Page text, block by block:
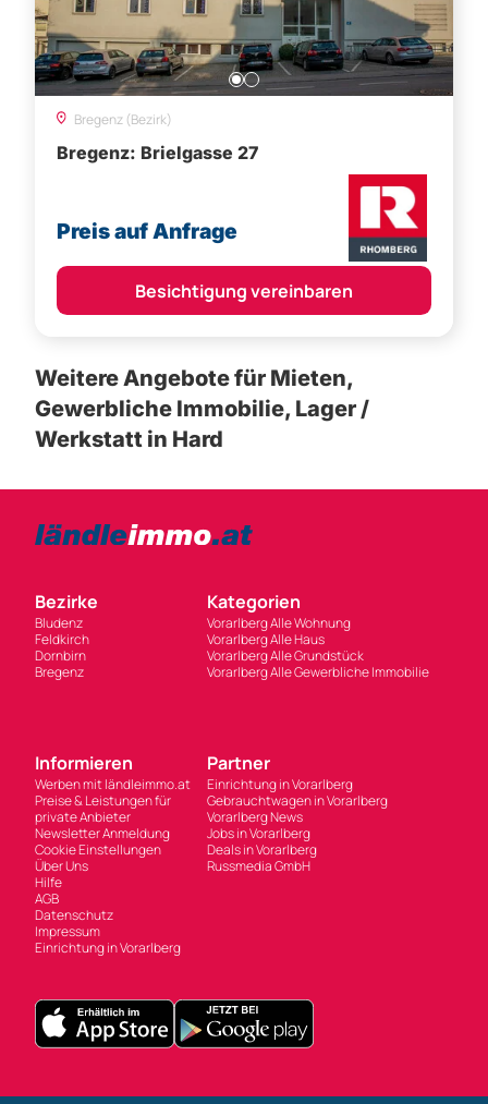
Bregenz (Bezirk)
Bregenz: Brielgasse 27
Besichtigung vereinbaren
Gewerbliche Immobilie, Lager /
Werkstatt in Hard
Feldkirch
Dornbirn
Bregenz
Vorarlberg Alle Haus
Vorarlberg Alle Grundstück
Vorarlberg Alle Gewerbliche Immobilie
Preise & Leistungen für
private Anbieter
Newsletter Anmeldung
Cookie Einstellungen
Über Uns
Hilfe
AGB
Datenschutz
Impressum
Einrichtung in Vorarlberg
Gebrauchtwagen in Vorarlberg
Vorarlberg News
Jobs in Vorarlberg
Deals in Vorarlberg
Russmedia GmbH